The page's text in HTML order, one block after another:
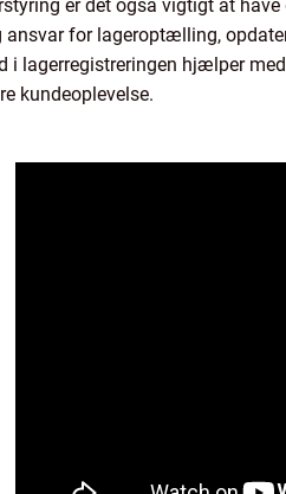
er det også vigtigt at
ansvar for lageroptælling,
i lagerregistreringen hjælper
kundeoplevelse.